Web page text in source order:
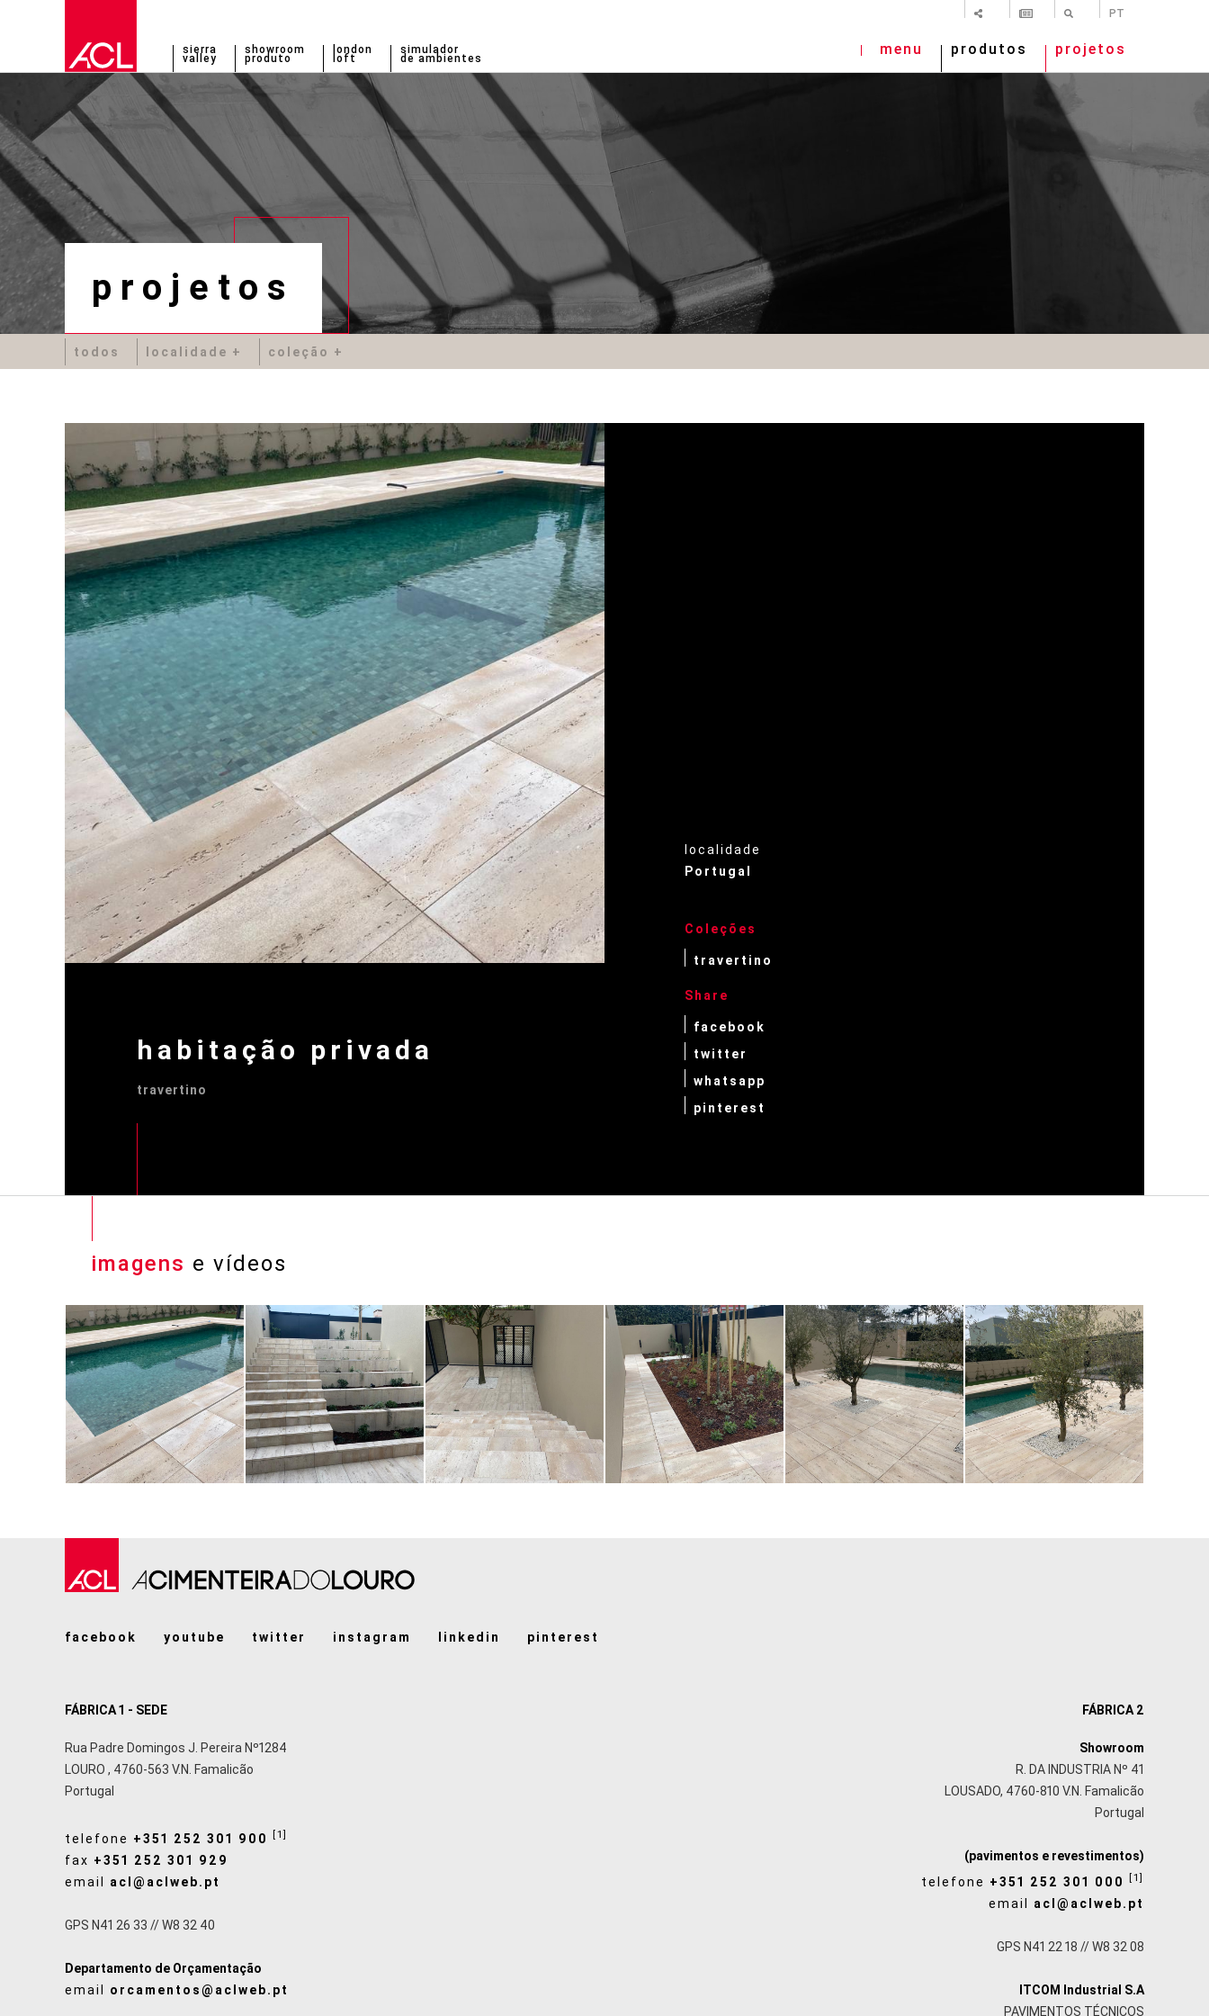
PT
sierra
valley
showroom
produto
london
loft
simulador
de ambientes
menu produtos projetos
projetos
todos localidade coleção
habitação privada
travertino
localidade
Portugal
Coleções
travertino
Share
facebook
twitter
whatsapp
pinterest
imagens e vídeos
facebook youtube twitter instagram linkedin pinterest
FÁBRICA 1 - SEDE
Rua Padre Domingos J. Pereira Nº1284
LOURO , 4760-563 V.N. Famalicão
Portugal
telefone +351 252 301 900 [1]
fax +351 252 301 929
email acl@aclweb.pt
GPS N41 26 33 // W8 32 40
Departamento de Orçamentação
email orcamentos@aclweb.pt
FÁBRICA 2
Showroom
R. DA INDUSTRIA Nº 41
LOUSADO, 4760-810 V.N. Famalicão
Portugal
(pavimentos e revestimentos)
telefone +351 252 301 000 [1]
email acl@aclweb.pt
GPS N41 22 18 // W8 32 08
ITCOM Industrial S.A
PAVIMENTOS TÉCNICOS